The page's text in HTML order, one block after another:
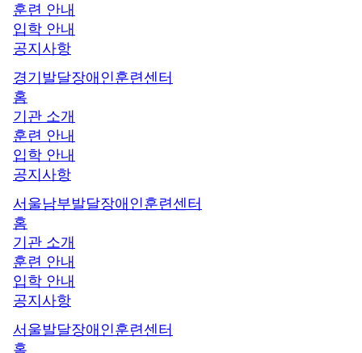
훈련 안내
입학 안내
공지사항
경기발달장애인훈련센터
홈
기관 소개
훈련 안내
입학 안내
공지사항
서울남부발달장애인훈련센터
홈
기관 소개
훈련 안내
입학 안내
공지사항
서울발달장애인훈련센터
홈